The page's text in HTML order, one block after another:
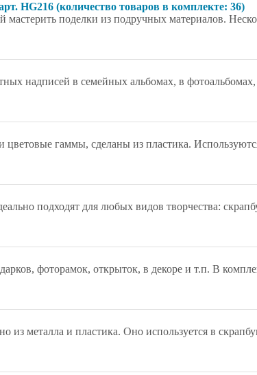
HG216 (количество товаров в комплекте: 36)
поделки из подручных материалов.
надписей в семейных альбомах, в фотоальбомах,
гаммы, сделаны из пластика.
подходят для любых видов творчества:
фоторамок, открыток, в декоре и т.п. В
металла и пластика. Оно используется в